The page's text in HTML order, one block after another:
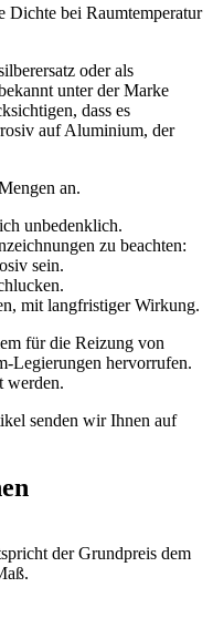
Dichte bei Raumtemperatur
oder als
unter der Marke
dass es
auf Aluminium, der
an.
unbedenklich.
zu beachten:
sein.
mit langfristiger Wirkung.
für die Reizung von
Legierungen hervorrufen.
werden.
senden wir Ihnen auf
der Grundpreis dem